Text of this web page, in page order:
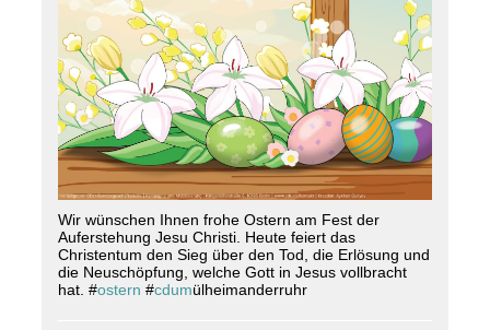
Wir wünschen Ihnen frohe Ostern am Fest der
Auferstehung Jesu Christi. Heute feiert das
Christentum den Sieg über den Tod, die Erlösung und
die Neuschöpfung, welche Gott in Jesus vollbracht
hat. #ostern #cdumülheimanderruhr